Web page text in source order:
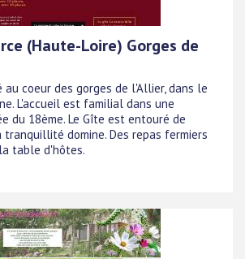
(Haute-Loire) Gorges de
coeur des gorges de l'Allier, dans le
L'accueil est familial dans une
du 18ème. Le Gîte est entouré de
domine. Des repas fermiers
table d'hôtes.